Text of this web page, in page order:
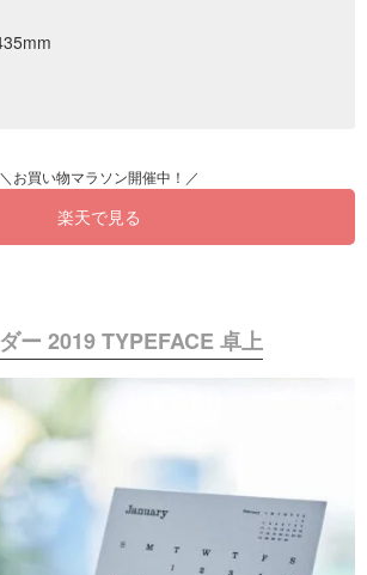
楽天で見る
ー 2019 TYPEFACE 卓上